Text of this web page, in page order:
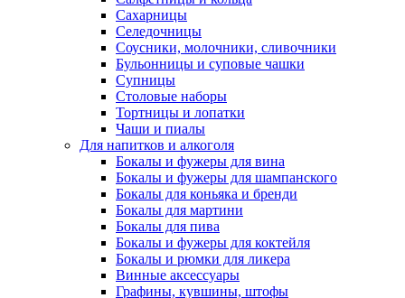
Сахарницы
Селедочницы
Соусники, молочники, сливочники
Бульонницы и суповые чашки
Супницы
Столовые наборы
Тортницы и лопатки
Чаши и пиалы
Для напитков и алкоголя
Бокалы и фужеры для вина
Бокалы и фужеры для шампанского
Бокалы для коньяка и бренди
Бокалы для мартини
Бокалы для пива
Бокалы и фужеры для коктейля
Бокалы и рюмки для ликера
Винные аксессуары
Графины, кувшины, штофы